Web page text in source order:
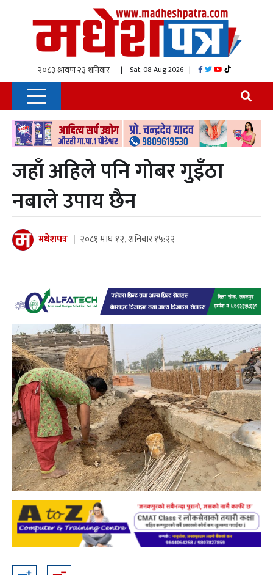
| Sat, 08 Aug 2026 |
जहाँ अहिले पनि गोबर गुइँठा
नबाले उपाय छैन
मधेशपत्र २०८१ माघ १२, शनिबार १५:२२